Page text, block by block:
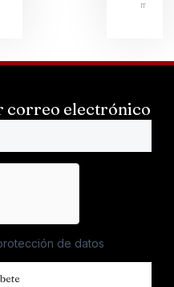
mayo
correo electrónico
de datos